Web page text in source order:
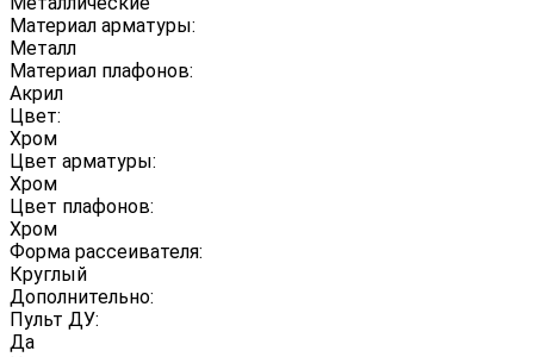
Материал арматуры:
Металл
Материал плафонов:
Акрил
Цвет:
Хром
Цвет арматуры:
Хром
Цвет плафонов:
Хром
Форма рассеивателя:
Круглый
Дополнительно:
Пульт ДУ:
Да